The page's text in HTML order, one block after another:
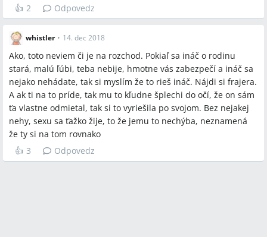
👍 2 Odpovedz
whistler • 14. dec 2018
Ako, toto neviem či je na rozchod. Pokiaľ sa ináč o rodinu
stará, malú ľúbi, teba nebije, hmotne vás zabezpečí a ináč sa
nejako nehádate, tak si myslím že to rieš ináč. Nájdi si frajera.
A ak ti na to príde, tak mu to kľudne šplechi do očí, že on sám
ťa vlastne odmietal, tak si to vyriešila po svojom. Bez nejakej
nehy, sexu sa ťažko žije, to že jemu to nechýba, neznamená
že ty si na tom rovnako
👍 3 Odpovedz